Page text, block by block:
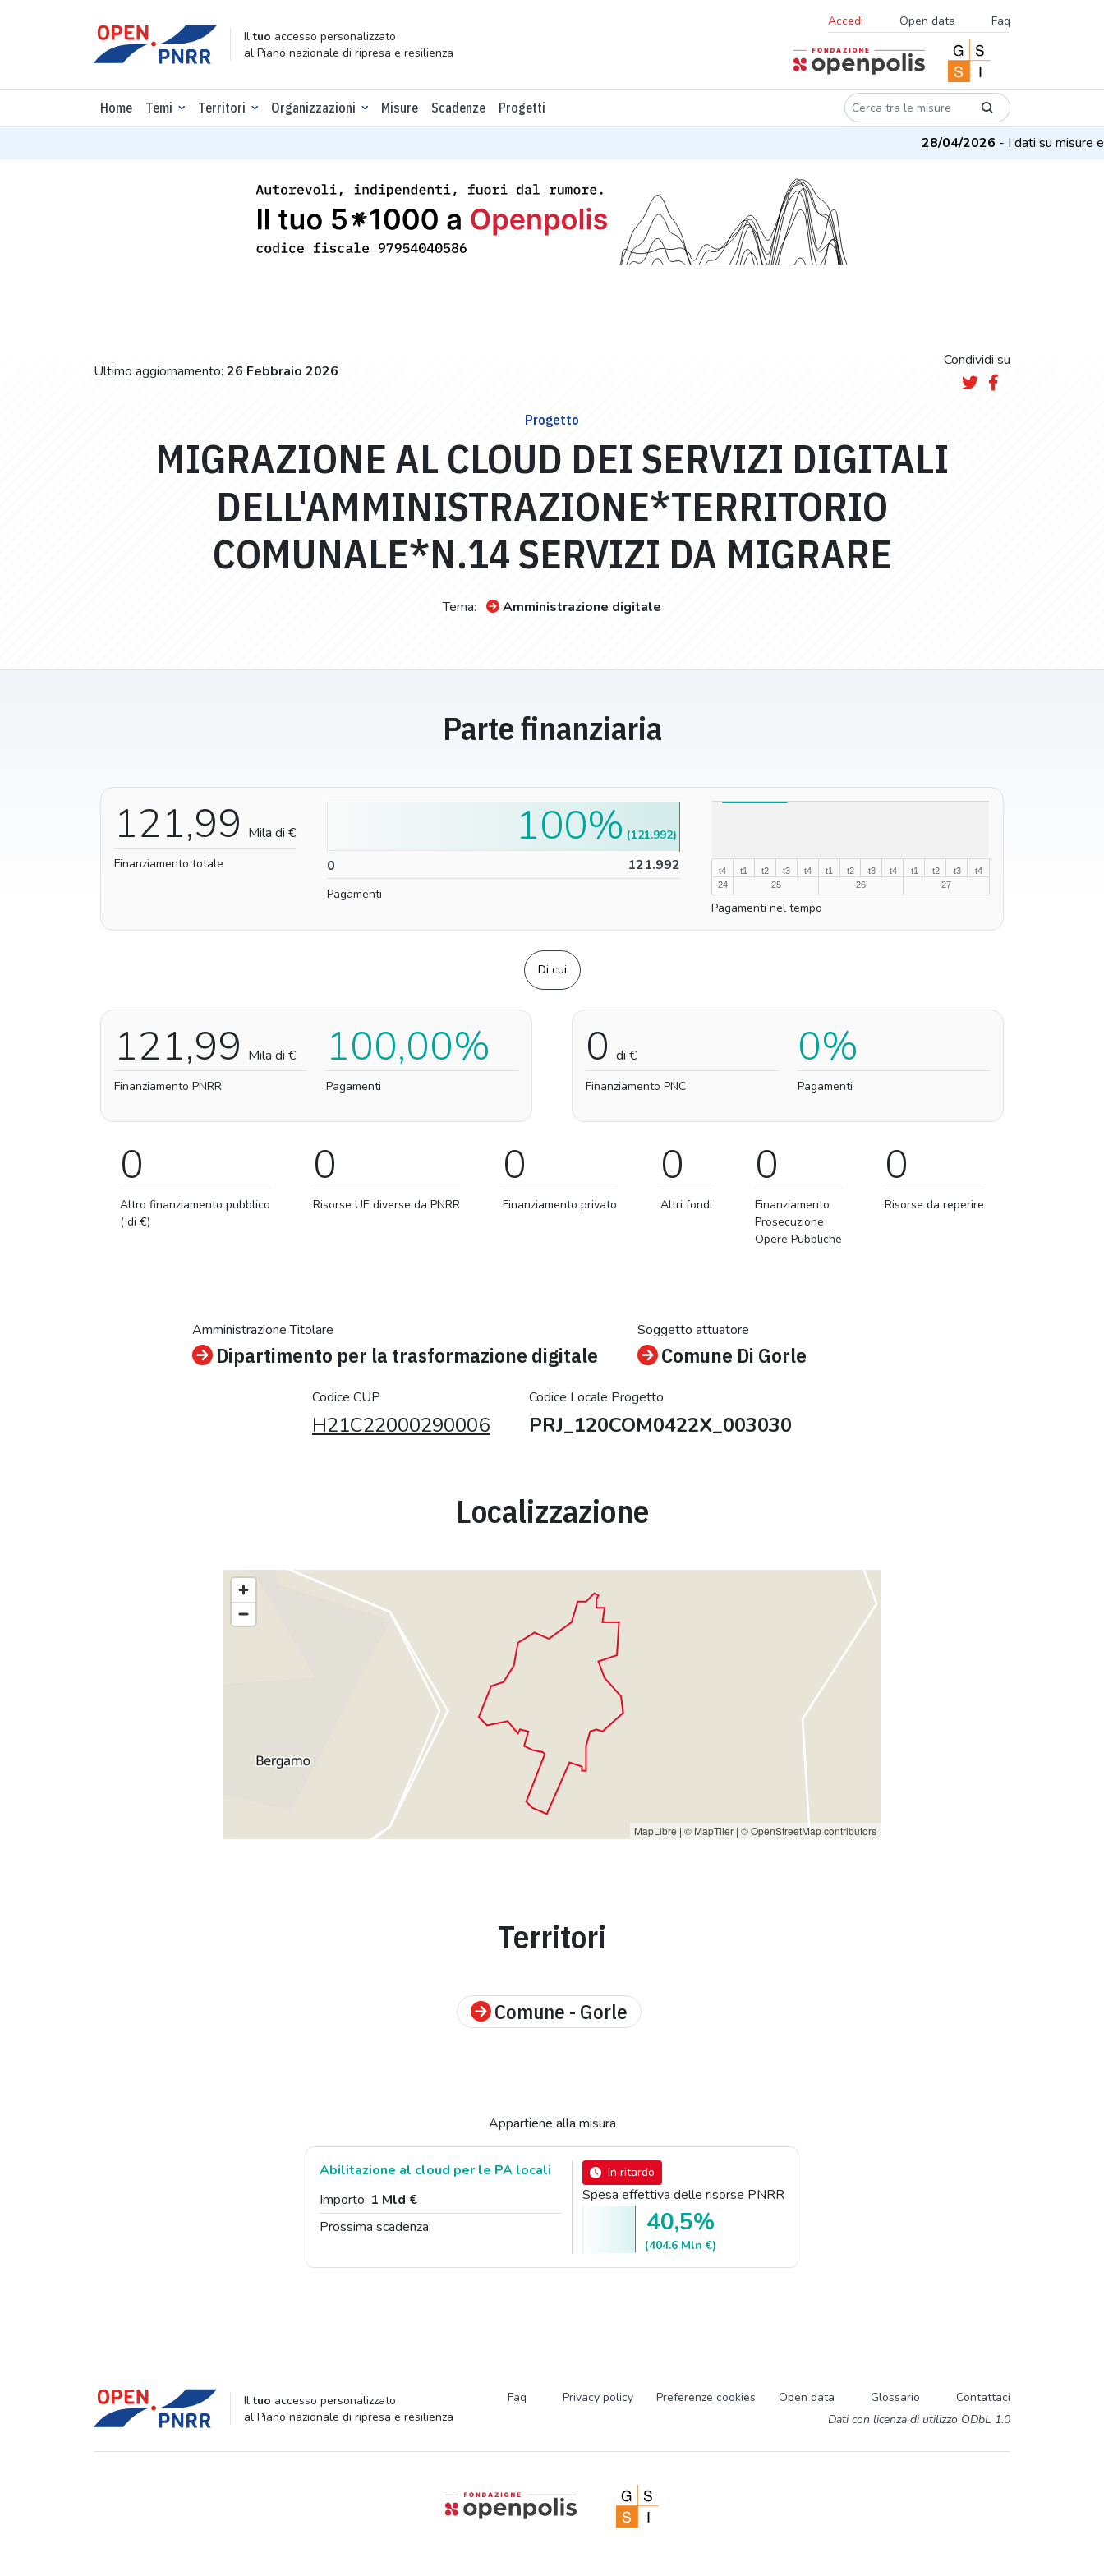
Iltuo accesso personalizzato
al Piano nazionale di ripresa e resilienza
Accedi Open data Faq
Home Temi Territori Organizzazioni Misure Scadenze Progetti
28/04/2026- I dati su misure e
Ultimo aggiornamento: 26 Febbraio 2026
Condividi su
Progetto
MIGRAZIONE AL CLOUD DEI SERVIZI DIGITALI
DELL'AMMINISTRAZIONE*TERRITORIO
COMUNALE*N.14 SERVIZI DA MIGRARE
Tema: Amministrazione digitale
Parte finanziaria
121,99 Mila di €
Finanziamento totale 0 121.992
100% (121.992)
Pagamenti
t4
24
t1
25
t2 t3 t4
t1
26
t2 t3 t4
t1
27
t2 t3 t4
100%
Pagamenti nel tempo
Di cui
121,99 Mila di €
Finanziamento PNRR
100,00%
Pagamenti
0 di €
Finanziamento PNC
0%
Pagamenti
0
Altro finanziamento pubblico
( di €)
0
Risorse UE diverse da PNRR
0
Finanziamento privato
0
Altri fondi
0
Finanziamento
Prosecuzione
Opere Pubbliche
0
Risorse da reperire
Amministrazione Titolare
Dipartimento per la trasformazione digitale
Soggetto attuatore
Comune Di Gorle
Codice CUP
H21C22000290006
Codice Locale Progetto
PRJ_120COM0422X_003030
Localizzazione
MapLibre | © MapTiler | © OpenStreetMap contributors
Territori
Comune - Gorle
Appartiene alla misura
Abilitazione al cloud per le PA locali
Importo: 1 Mld €
Prossima scadenza:
In ritardo
Spesa effettiva delle risorse PNRR
40,5%
(404.6 Mln €)
Iltuo accesso personalizzato
al Piano nazionale di ripresa e resilienza
Faq Privacy policy Preferenze cookies Open data Glossario
Contattaci
Dati con licenza di utilizzo ODbL 1.0